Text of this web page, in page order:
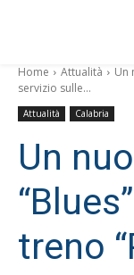
Home Attualità
Un
servizio sulle...
Attualità Calabria
Un
treno